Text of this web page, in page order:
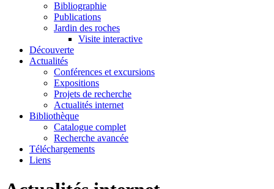
Bibliographie
Publications
Jardin des roches
Visite interactive
Découverte
Actualités
Conférences et excursions
Expositions
Projets de recherche
Actualités internet
Bibliothèque
Catalogue complet
Recherche avancée
Téléchargements
Liens